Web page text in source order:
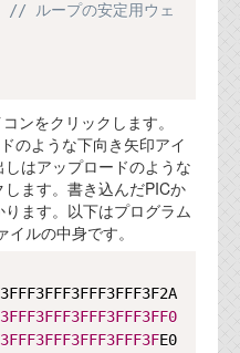
// ループの安定用ウェ
ンをクリックします。
のような下向き矢印アイ
はアップロードのような
ます。書き込んだPICか
ます。以下はプログラム
ルの中身です。
3FFF3FFF3FFF3FFF3FF0
3FFF3FFF3FFF3FFF3F